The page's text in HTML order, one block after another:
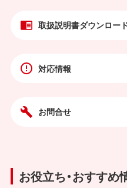
取扱説明書ダウンロー
対応情報
お問合せ
お役立ち・おすすめ